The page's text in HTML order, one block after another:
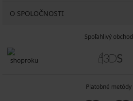
O SPOLOČNOSTI
Spoľahlivý obchod
Platobné metódy